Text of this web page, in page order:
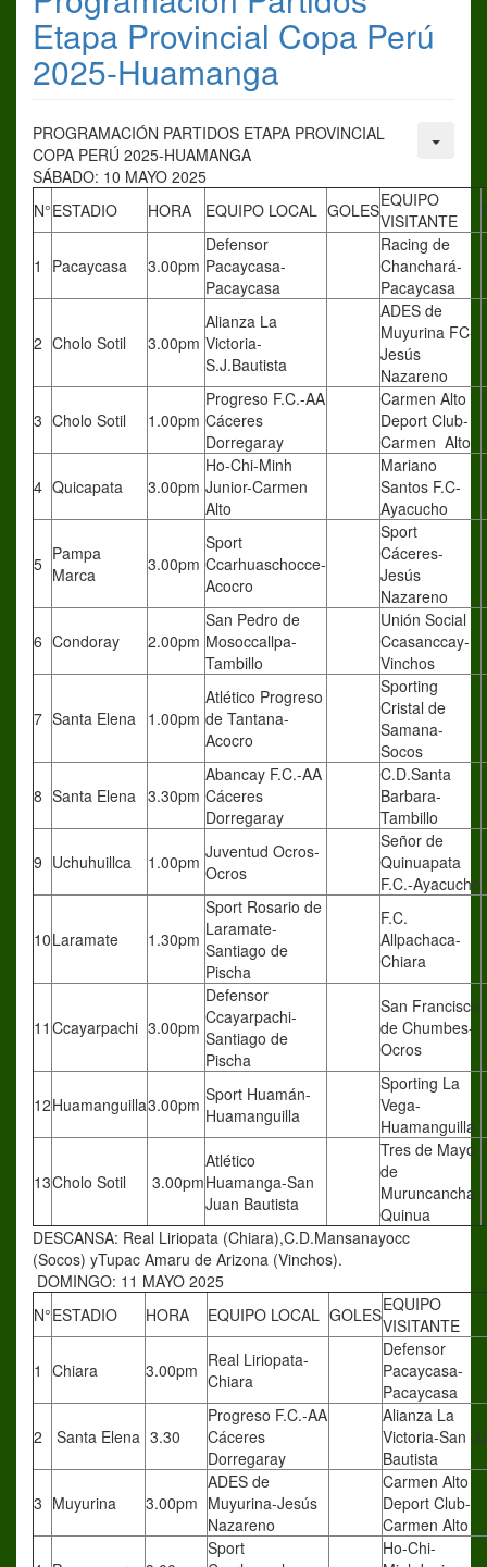
Etapa Provincial Copa Perú
2025-Huamanga
PROGRAMACIÓN PARTIDOS ETAPA PROVINCIAL
COPA PERÚ 2025-HUAMANGA
SÁBADO: 10 MAYO 2025
N°ESTADIO HORA EQUIPO LOCAL GOLESEQUIPO
VISITANTE
1 Pacaycasa 3.00pm
Defensor
Pacaycasa-
Pacaycasa
Racing de
Chanchará-
Pacaycasa
2 Cholo Sotil 3.00pm
Alianza La
Victoria-
S.J.Bautista
ADES de
Muyurina FC-
Jesús
Nazareno
3 Cholo Sotil 1.00pm
Progreso F.C.-AA
Cáceres
Dorregaray
Carmen Alto
Deport Club-
Carmen Alto
4 Quicapata 3.00pm
Ho-Chi-Minh
Junior-Carmen
Alto
Mariano
Santos F.C-
Ayacucho
5 Pampa
Marca
3.00pm
Sport
Ccarhuaschocce-
Acocro
Sport
Cáceres-
Jesús
Nazareno
6 Condoray 2.00pm
San Pedro de
Mosoccallpa-
Tambillo
Unión Social
Ccasanccay-
Vinchos
7 Santa Elena 1.00pm
Atlético Progreso
de Tantana-
Acocro
Sporting
Cristal de
Samana-
Socos
8 Santa Elena 3.30pm
Abancay F.C.-AA
Cáceres
Dorregaray
C.D.Santa
Barbara-
Tambillo
9 Uchuhuillca 1.00pm Juventud Ocros-
Ocros
Señor de
Quinuapata
F.C.-Ayacucho
10Laramate 1.30pm
Sport Rosario de
Laramate-
Santiago de
Pischa
F.C.
Allpachaca-
Chiara
11 Ccayarpachi 3.00pm
Defensor
Ccayarpachi-
Santiago de
Pischa
San Francisco
de Chumbes-
Ocros
12Huamanguilla3.00pm Sport Huamán-
Huamanguilla
Sporting La
Vega-
Huamanguilla
13Cholo Sotil 3.00pm
Atlético
Huamanga-San
Juan Bautista
Tres de Mayo
de
Muruncancha-
Quinua
DESCANSA: Real Liriopata (Chiara),C.D.Mansanayocc
(Socos) yTupac Amaru de Arizona (Vinchos).
DOMINGO: 11 MAYO 2025
N°ESTADIO HORA EQUIPO LOCAL GOLESEQUIPO
VISITANTE
1 Chiara 3.00pm Real Liriopata-
Chiara
Defensor
Pacaycasa-
Pacaycasa
2 Santa Elena 3.30
Progreso F.C.-AA
Cáceres
Dorregaray
Alianza La
Victoria-San
Bautista
3 Muyurina 3.00pm
ADES de
Muyurina-Jesús
Nazareno
Carmen Alto
Deport Club-
Carmen Alto
Sport
Ho-Chi-